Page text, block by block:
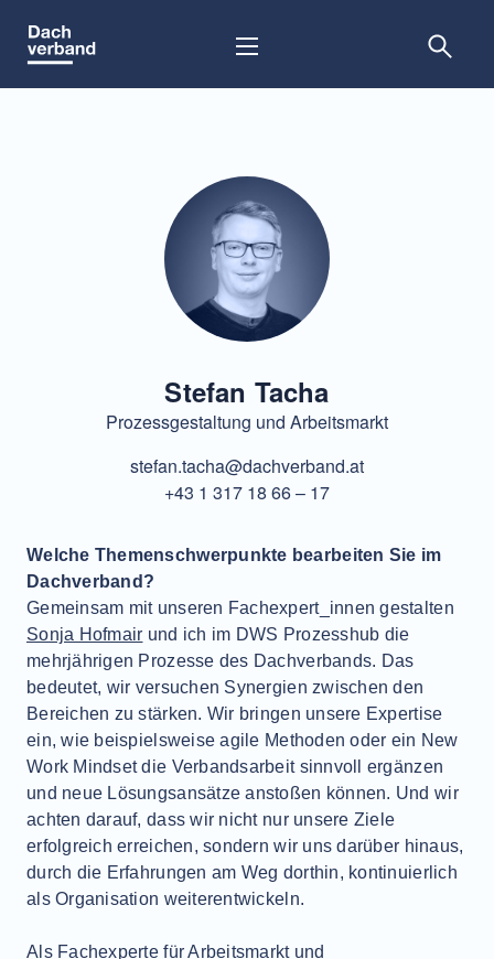
Stefan Tacha
Prozessgestaltung und Arbeitsmarkt
stefan.tacha@dachverband.at
+43 1 317 18 66 – 17
Welche Themenschwerpunkte bearbeiten Sie im
Dachverband?
Gemeinsam mit unseren Fachexpert_innen gestalten
Sonja Hofmair und ich im DWS Prozesshub die
mehrjährigen Prozesse des Dachverbands. Das
bedeutet, wir versuchen Synergien zwischen den
Bereichen zu stärken. Wir bringen unsere Expertise
ein, wie beispielsweise agile Methoden oder ein New
Work Mindset die Verbandsarbeit sinnvoll ergänzen
und neue Lösungsansätze anstoßen können. Und wir
achten darauf, dass wir nicht nur unsere Ziele
erfolgreich erreichen, sondern wir uns darüber hinaus,
durch die Erfahrungen am Weg dorthin, kontinuierlich
als Organisation weiterentwickeln.
Als Fachexperte für Arbeitsmarkt und